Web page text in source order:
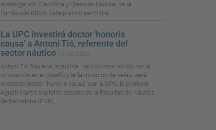
Investigación Científica y Creación Cultural de la
Fundación BBVA. Este premio permitirá...
La UPC investirá doctor 'honoris
causa' a Antoni Tió, referente del
sector náutico
Antoni Tió Sauleda, industrial náutico reconocido por la
innovación en el diseño y la fabricación de velas, será
investido doctor 'honoris causa' por la UPC. El profesor
Agustí Martín Mallofré, decano de la Facultad de Náutica
de Barcelona (FNB),...